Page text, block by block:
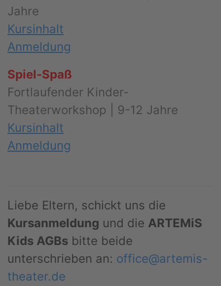
Jahre
Kursinhalt
Anmeldung
Spiel-Spaß
Fortlaufender Kinder-
Theaterworkshop | 9-12 Jahre
Kursinhalt
Anmeldung
Liebe Eltern, schickt uns die
Kursanmeldung und die ARTEMiS
Kids AGBs bitte beide
unterschrieben an: office@artemis-
theater.de